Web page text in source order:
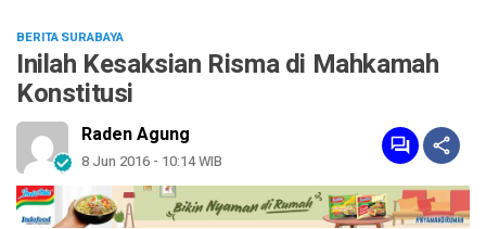
BERITA SURABAYA
Inilah Kesaksian Risma di Mahkamah
Konstitusi
Raden Agung
8 Jun 2016 - 10:14 WIB